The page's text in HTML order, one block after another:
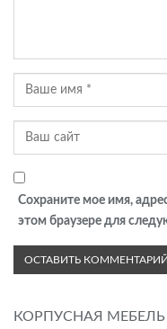
Сохраните мое имя,
этом браузере для
КОРПУСНАЯ